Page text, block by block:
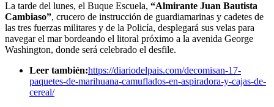
La tarde del lunes, el Buque Escuela, “Almirante Juan Bautista
Cambiaso”, crucero de instrucción de guardiamarinas y cadetes de
las tres fuerzas militares y de la Policía, desplegará sus velas para
navegar el mar bordeando el litoral próximo a la avenida George
Washington, donde será celebrado el desfile.
Leer también:https://diariodelpais.com/decomisan-17-
paquetes-de-marihuana-camuflados-en-aspiradora-y-cajas-de-
cereal/